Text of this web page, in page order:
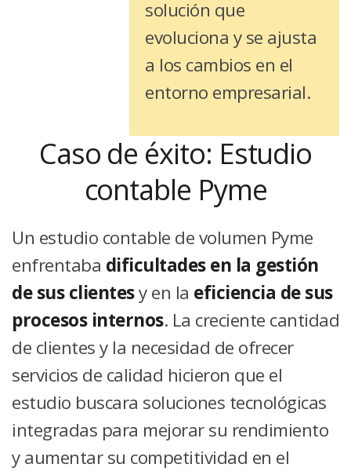
solución que
evoluciona y se ajusta
a los cambios en el
entorno empresarial.
Caso de éxito: Estudio
contable Pyme
Un estudio contable de volumen Pyme
enfrentaba dificultades en la gestión
de sus clientesy en la eficiencia de sus
procesos internos. La creciente cantidad
de clientes y la necesidad de ofrecer
servicios de calidad hicieron que el
estudio buscara soluciones tecnológicas
integradas para mejorar su rendimiento
y aumentar su competitividad en el